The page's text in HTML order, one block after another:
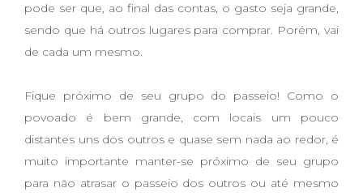
pode ser que, ao final das contas, o gasto seja grande,
sendo que há outros lugares para comprar. Porém, vai
de cada um mesmo.
Fique próximo de seu grupo do passeio! Como o
povoado é bem grande, com locais um pouco
distantes uns dos outros e quase sem nada ao redor, é
muito importante manter-se próximo de seu grupo
para não atrasar o passeio dos outros ou até mesmo